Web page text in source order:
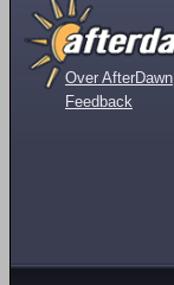
Over AfterDawn
Feedback